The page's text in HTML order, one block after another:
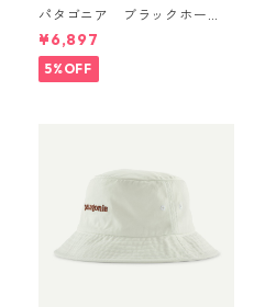
パタゴニア ブラックホー
ル・キューブ 6L (カラー We
athered Stone) Patagonia B
lack Hole® Cube 6L 日本正規
品 製品番号 49367
¥6,897
5%OFF